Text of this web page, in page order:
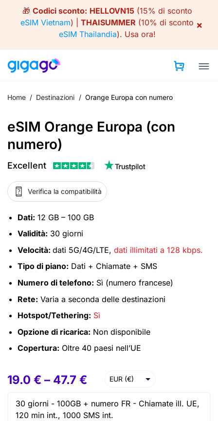
content
🎁 Codici sconto: HELLOVN15(15% di sconto
eSIM Vietnam) | THAISUMMER (10% di sconto
eSIM Thailandia). Usa ora!
×
Home / Destinazioni / Orange Europa con numero
eSIM Orange Europa (con
numero)
Excellent
Verifica la compatibilità
Dati: 12 GB – 100 GB
Validità: 30 giorni
Velocità: dati 5G/4G/LTE, dati illimitati a 128 kbps.
Tipo di piano: Dati + Chiamate + SMS
Numero di telefono: Sì (numero francese)
Rete: Varia a seconda delle destinazioni
Hotspot/Tethering: Sì
Opzione di ricarica: Non disponibile
Copertura: Oltre 40 paesi nell’UE
19.0 € – 47.7 € EUR (€)
GBP (£)
30 giorni - 100GB + numero FR - Chiamate ill. UE,
120 min int., 1000 SMS int.